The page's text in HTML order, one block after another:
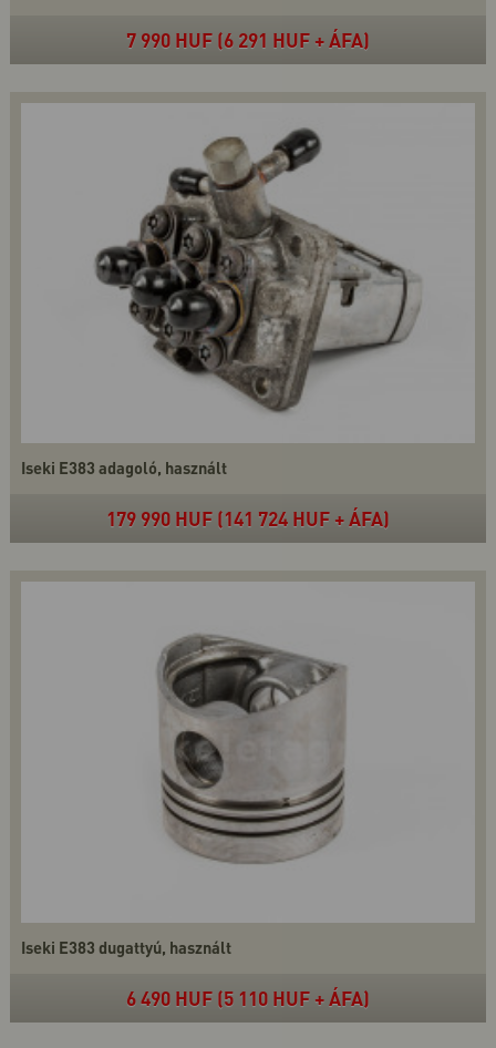
7 990 HUF (6 291 HUF + ÁFA)
Iseki E383 adagoló, használt
179 990 HUF (141 724 HUF + ÁFA)
Iseki E383 dugattyú, használt
6 490 HUF (5 110 HUF + ÁFA)